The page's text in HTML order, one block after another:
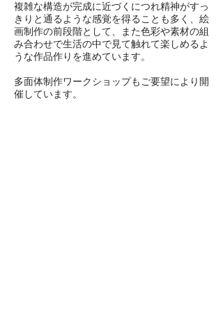
複雑な構造が完成に近づくにつれ精神がすっ
きりと通るような感覚を得ることも多く、絵
画制作の前段階として、また色彩や素材の組
み合わせで生活の中で見て触れて楽しめるよ
うな作品作りを進めています。
多面体制作ワークショップもご要望により開
催しています。